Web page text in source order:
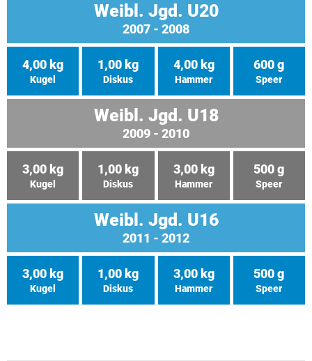
Weibl. Jgd. U20
2007 - 2008
4,00 kg
Kugel
1,00 kg
Diskus
4,00 kg
Hammer
600 g
Speer
Weibl. Jgd. U18
2009 - 2010
3,00 kg
Kugel
1,00 kg
Diskus
3,00 kg
Hammer
500 g
Speer
Weibl. Jgd. U16
2011 - 2012
3,00 kg
Kugel
1,00 kg
Diskus
3,00 kg
Hammer
500 g
Speer